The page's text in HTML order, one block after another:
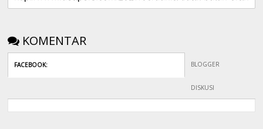
KOMENTAR
FACEBOOK: BLOGGER
DISKUSI